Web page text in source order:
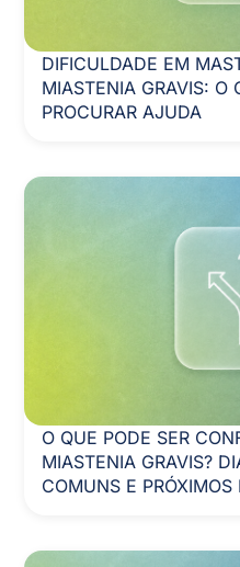
DIFICULDADE EM
MIASTENIA GRAVIS: O
PROCURAR AJUDA
O QUE PODE SER
MIASTENIA GRAVIS?
COMUNS E PRÓXIMOS